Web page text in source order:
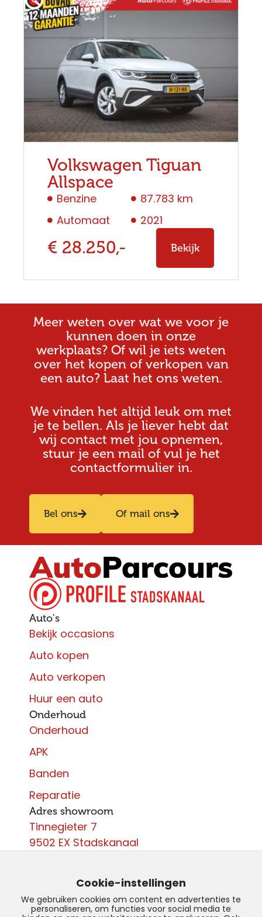
Volkswagen Tiguan
Allspace
Benzine
Automaat
87.783 km
2021
€ 28.250,- Bekijk
Meer weten over wat we voor je
kunnen doen in onze
werkplaats? Of wil je iets weten
over het kopen of verkopen van
een auto? Laat het ons weten.
We vinden het altijd leuk om met
je te bellen. Als je liever hebt dat
wij contact met jou opnemen,
stuur je een mail of vul je het
contactformulier in.
Bel ons Of mail ons
Auto's
Bekijk occasions
Auto kopen
Auto verkopen
Huur een auto
Onderhoud
Onderhoud
APK
Banden
Reparatie
Adres showroom
Tinnegieter 7
9502 EX Stadskanaal
info@autoparcours.nl
Cookie-instellingen
We gebruiken cookies om content en advertenties te
personaliseren, om functies voor social media te